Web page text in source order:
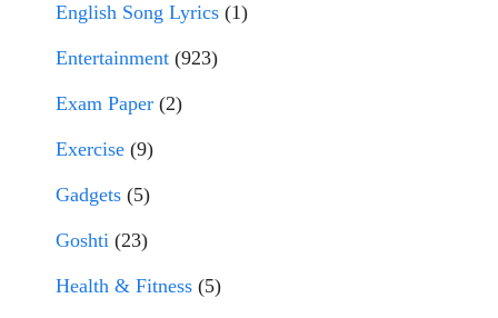
English Song Lyrics (1)
Entertainment (923)
Exam Paper (2)
Exercise (9)
Gadgets (5)
Goshti (23)
Health & Fitness (5)